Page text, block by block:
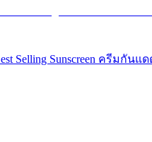
Selling Sunscreen ครีม